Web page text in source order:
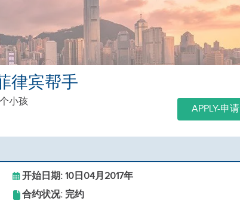
律宾帮手
小孩
APPLY-申请
开始日期: 10日04月2017年
合约状况: 完约